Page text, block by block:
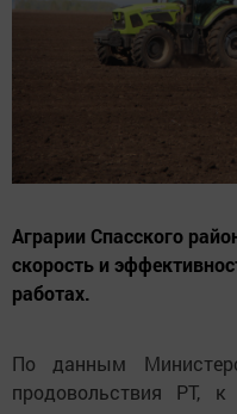
Аграрии Спасского
скорость и
работах.
По данным
продовольствия РТ, к